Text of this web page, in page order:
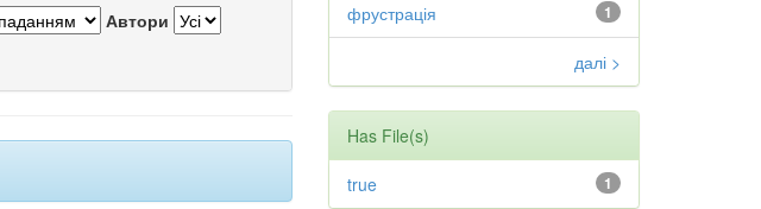
Автори 1
фрустрація
далі >
Has File(s)
1
true